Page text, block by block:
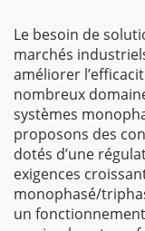
Le besoin de
marchés
améliorer
nombreux
systèmes
proposons des
dotés d’une
exigences
monophasé/
un